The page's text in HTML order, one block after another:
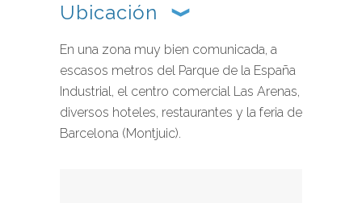
Ubicación
En una zona muy bien comunicada, a
escasos metros del Parque de la España
Industrial, el centro comercial Las Arenas,
diversos hoteles, restaurantes y la feria de
Barcelona (Montjuic).